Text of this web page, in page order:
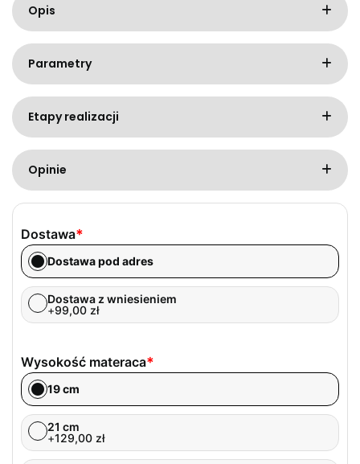
Opis
Parametry
Etapy realizacji
Opinie
*
Dostawa
Dostawa pod adres
Dostawa z wniesieniem
+99,00 zł
*
Wysokość materaca
19 cm
21 cm
+129,00 zł